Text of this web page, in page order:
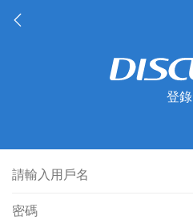
登錄